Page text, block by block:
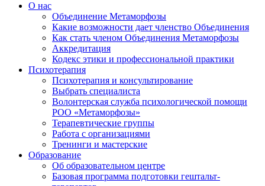
О нас
Объединение Метаморфозы
Какие возможности дает членство Объединения
Как стать членом Объединения Метаморфозы
Аккредитация
Кодекс этики и профессиональной практики
Психотерапия
Психотерапия и консультирование
Выбрать специалиста
Волонтерская служба психологической помощи
РОО «Метаморфозы»
Терапевтические группы
Работа с организациями
Тренинги и мастерские
Образование
Об образовательном центре
Базовая программа подготовки гештальт-